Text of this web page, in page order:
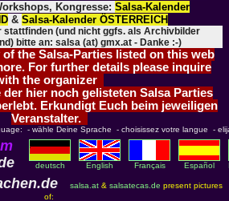
Kongresse: Salsa-Kalender
& Salsa-Kalender ÖSTERREICH
stattfinden (und nicht ggfs. als Archivbilder
bitte an: salsa (at) gmx.at - Danke :-)
the Salsa-Parties listed on this web
For further details please inquire
the organizer
hier noch gelisteten Salsa Parties
Erkundigt Euch beim jeweiligen
Veranstalter.
- wähle Deine Sprache - choisissez votre langue -
m
deutsch English Français Español
salsa.at & salsatecas.de present pictures
of: